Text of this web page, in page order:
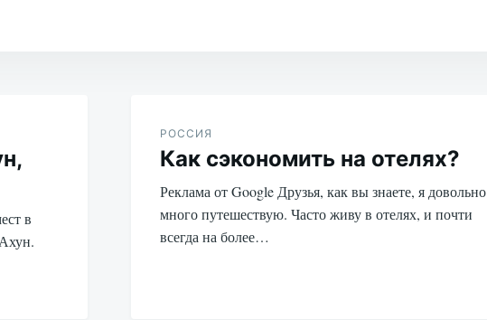
в
РОССИЯ
Как сэкономить на отелях?
Реклама от Google Друзья, как вы знаете, я довольно
много путешествую. Часто живу в отелях, и почти
всегда на более…